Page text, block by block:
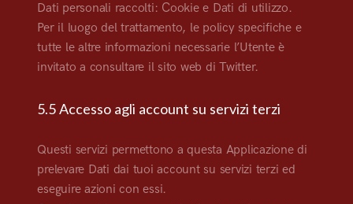
Dati personali raccolti: Cookie e Dati di utilizzo.
Per il luogo del trattamento, le policy specifiche e
tutte le altre informazioni necessarie l’Utente è
invitato a consultare il sito web di Twitter.
5.5 Accesso agli account su servizi terzi
Questi servizi permettono a questa Applicazione di
prelevare Dati dai tuoi account su servizi terzi ed
eseguire azioni con essi.